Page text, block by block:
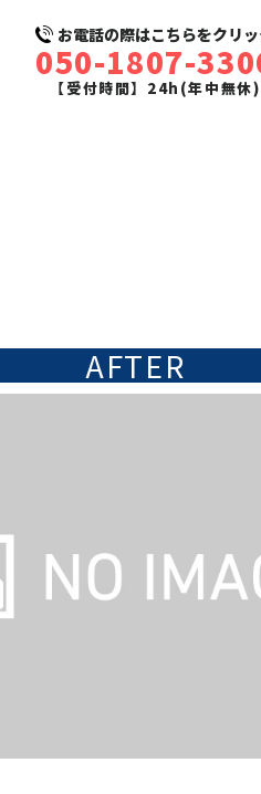
お電話の際はこちらをクリ
050-1807-
【受付時間】24h(年中無休)
AFTER